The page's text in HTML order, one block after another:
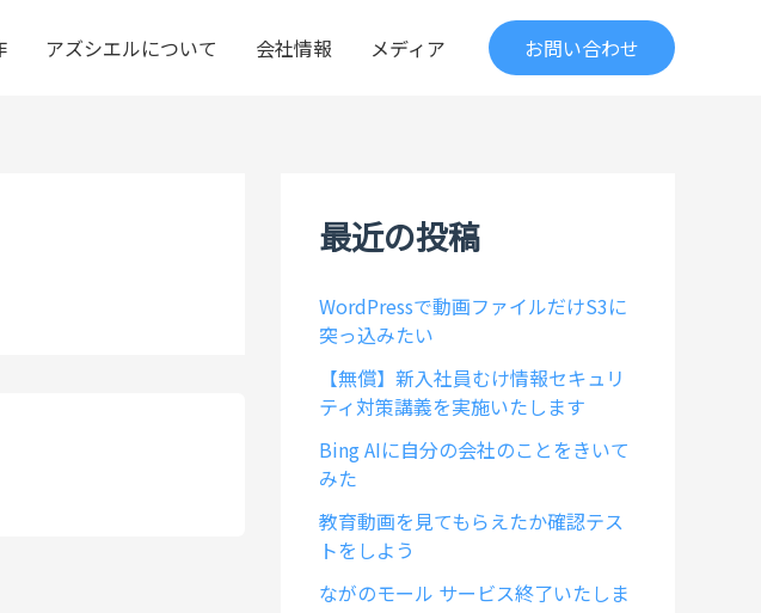
アズシエルについて 会社情報 メディア お問い合わせ
最近の投稿
WordPressで動画ファイルだけS3に
突っ込みたい
【無償】新入社員むけ情報セキュリ
ティ対策講義を実施いたします
Bing AIに自分の会社のことをきいて
みた
教育動画を見てもらえたか確認テス
トをしよう
ながのモール サービス終了いたしま